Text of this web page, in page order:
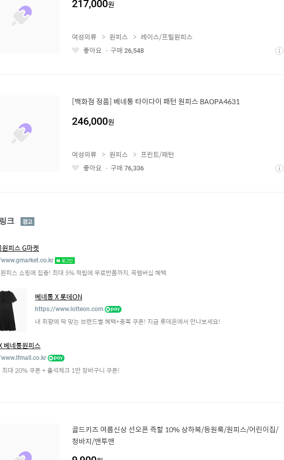
217,000원
좋 상
여성의류 원피스
레이스/프릴원피스
좋아요
구매 26,548
[백화점 정품] 베네통 타이다이 패턴 원피스 BAOPA4631
246,000원
좋 상
여성의류 원피스
프린트/패턴
좋아요
구매 76,336
크 광
고
피스 G마켓
피스 쇼핑에 집중! 최대 5% 적립에 무료반품까지, 꼭멤버십 혜택
베네통 X 롯데ON
https://www.lotteon.com
내 취향에 딱 맞는 브랜드별 혜택+중복 쿠폰! 지금 롯데온에서 만나보세요!
베네통원피스
최대 20% 쿠폰 + 출석체크 1만 장바구니 쿠폰!
골드키즈 여름신상 선오픈 즉할 10% 상하복/등원룩/원피스/어린이집/
청바지/맨투맨